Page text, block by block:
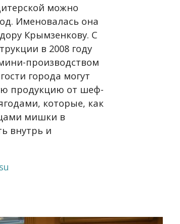
можно
Именовалась она
Крымзенкову. С
в 2008 году
производством
города могут
продукцию от шеф-
которые, как
мишки в
внутрь и